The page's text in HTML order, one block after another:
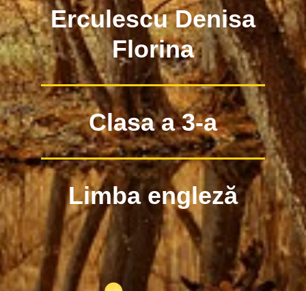
Erculescu Denisa
Florina
Clasa a 3-a
Limba engleză